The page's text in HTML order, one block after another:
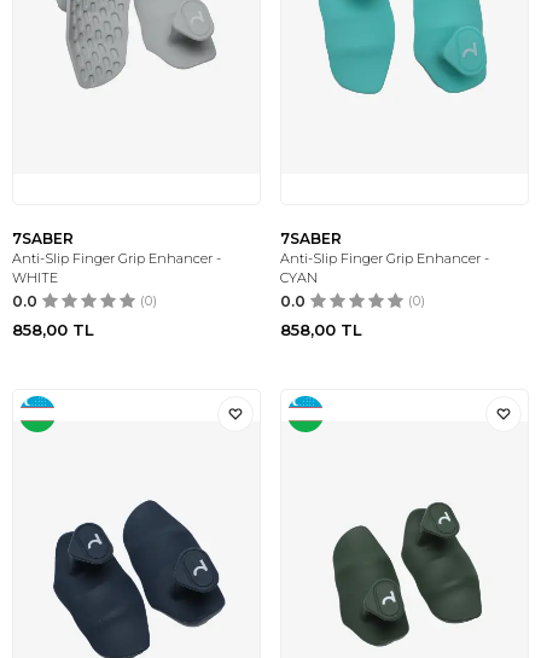
7SABER
Anti-Slip Finger Grip Enhancer -
WHITE
0.0 (0)
858,00 TL
7SABER
Anti-Slip Finger Grip Enhancer -
CYAN
0.0 (0)
858,00 TL